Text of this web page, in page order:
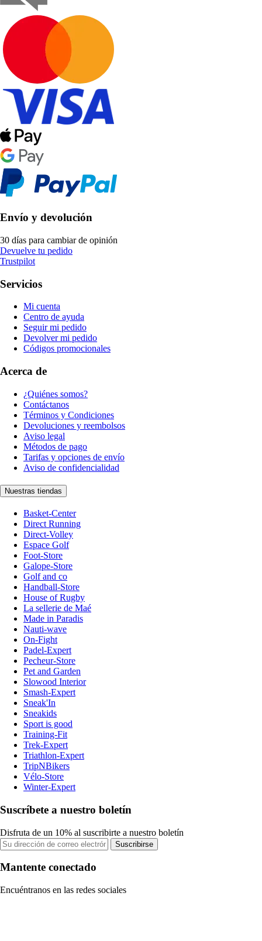
Envío y devolución
30 días para cambiar de opinión
Devuelve tu pedido
Trustpilot
Servicios
Mi cuenta
Centro de ayuda
Seguir mi pedido
Devolver mi pedido
Códigos promocionales
Acerca de
¿Quiénes somos?
Contáctanos
Términos y Condiciones
Devoluciones y reembolsos
Aviso legal
Métodos de pago
Tarifas y opciones de envío
Aviso de confidencialidad
Nuestras tiendas
Basket-Center
Direct Running
Direct-Volley
Espace Golf
Foot-Store
Galope-Store
Golf and co
Handball-Store
House of Rugby
La sellerie de Maé
Made in Paradis
Nauti-wave
On-Fight
Padel-Expert
Pecheur-Store
Pet and Garden
Slowood Interior
Smash-Expert
Sneak'In
Sneakids
Sport is good
Training-Fit
Trek-Expert
Triathlon-Expert
TripNBikers
Vélo-Store
Winter-Expert
Suscríbete a nuestro boletín
Disfruta de un 10% al suscribirte a nuestro boletín
Suscribirse
Mantente conectado
Encuéntranos en las redes sociales